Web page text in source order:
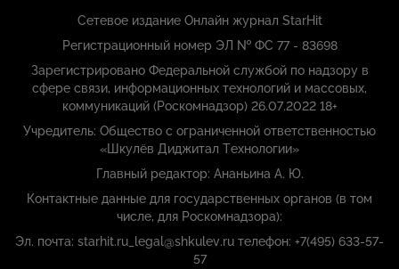
Сетевое издание Онлайн журнал StarHit
Регистрационный номер ЭЛ № ФС 77 - 83698
Зарегистрировано Федеральной службой по надзору в
сфере связи, информационных технологий и массовых,
коммуникаций (Роскомнадзор) 26.07.2022 18+
Учредитель: Общество с ограниченной ответственностью
«Шкулёв Диджитал Технологии»
Главный редактор: Ананьина А. Ю.
Контактные данные для государственных органов (в том
числе, для Роскомнадзора):
Эл. почта: starhit.ru_legal@shkulev.ru телефон: +7(495) 633-57-
57